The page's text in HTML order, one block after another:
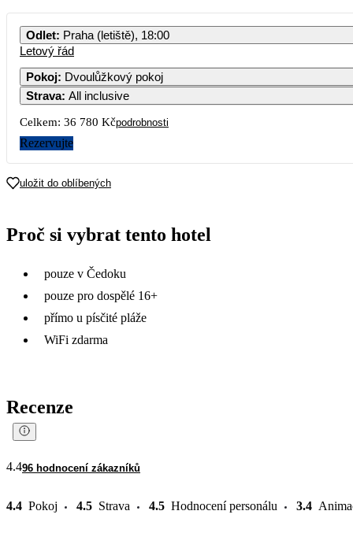
Odlet: Praha (letiště), 18:00
Letový řád
Pokoj: Dvoulůžkový pokoj
Strava: All inclusive
Celkem: 36 780 Kčpodrobnosti
Rezervujte
uložit do oblíbených
Proč si vybrat tento hotel
pouze v Čedoku
pouze pro dospělé 16+
přímo u písčité pláže
WiFi zdarma
Recenze
4.496 hodnocení zákazníků
4.4 Pokoj 4.5 Strava 4.5 Hodnocení personálu 3.4